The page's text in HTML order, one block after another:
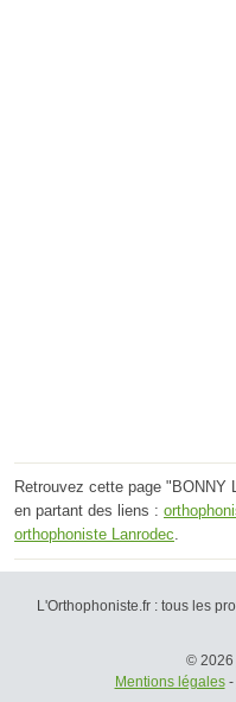
Retrouvez cette page "BONNY
en partant des liens :
orthophoniste Lanrodec
L'Orthophoniste.fr : tous les
© 2026
Mentions légales-